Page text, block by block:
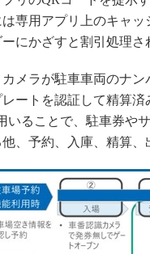
専用アプリ上のキャ
にかざすと割引処理さ
メラが駐車車両のナン
ートを認証して精算
いることで、駐車券や
、予約、入庫、精算、